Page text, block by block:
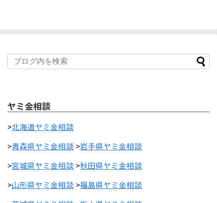
ヤミ金相談
>北海道ヤミ金相談
>青森県ヤミ金相談 >岩手県ヤミ金相談
>宮城県ヤミ金相談 >秋田県ヤミ金相談
>山形県ヤミ金相談 >福島県ヤミ金相談